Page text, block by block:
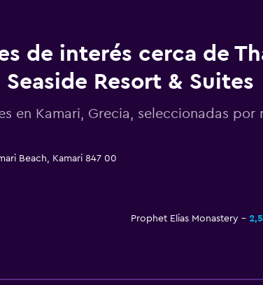
de interés cerca de
Seaside Resort & Suites
en Kamari, Grecia, seleccionadas por
Beach, Kamari 847 00
Prophet Elias Monastery